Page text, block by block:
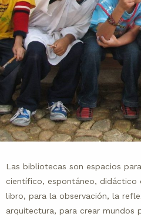
Las bibliotecas son espacios
científico, espontáneo, didáctico
libro, para la observación, la
arquitectura, para crear mundos